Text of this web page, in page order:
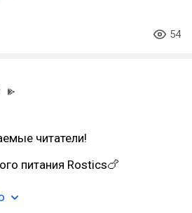
54
читатели!
питания Rostics🍗